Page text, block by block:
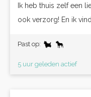
Ik heb thuis zelf een
ook verzorg! En ik
Past op:
5 uur geleden actief